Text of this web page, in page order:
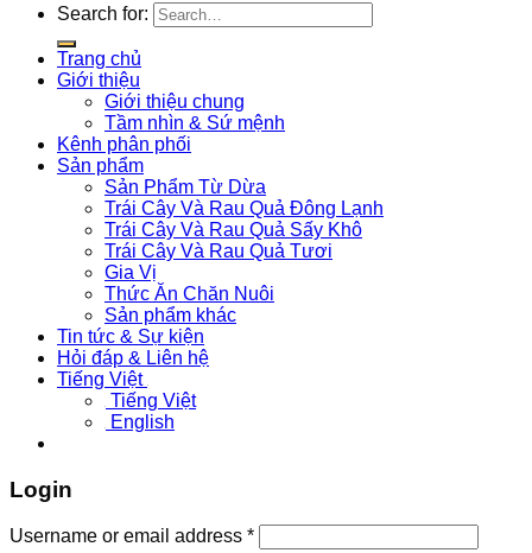
Search for:
Trang chủ
Giới thiệu
Giới thiệu chung
Tầm nhìn & Sứ mệnh
Kênh phân phối
Sản phẩm
Sản Phẩm Từ Dừa
Trái Cây Và Rau Quả Đông Lạnh
Trái Cây Và Rau Quả Sấy Khô
Trái Cây Và Rau Quả Tươi
Gia Vị
Thức Ăn Chăn Nuôi
Sản phẩm khác
Tin tức & Sự kiện
Hỏi đáp & Liên hệ
Tiếng Việt
Tiếng Việt
English
Login
Username or email address *